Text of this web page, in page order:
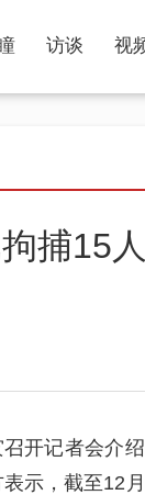
访谈 视
捕15人
开记者会介
示，截至12